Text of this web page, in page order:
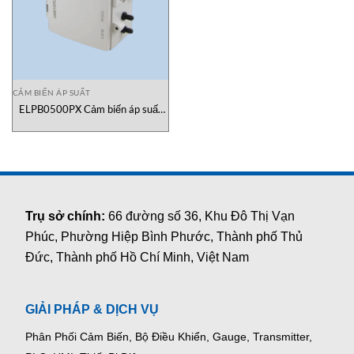
CẢM BIẾN ÁP SUẤT
ELPB0500PX Cảm biến áp suất
Trụ sở chính:66 đường số 36, Khu Đô Thị Vạn
Phúc, Phường Hiệp Bình Phước, Thành phố Thủ
Đức, Thành phố Hồ Chí Minh, Việt Nam
GIẢI PHÁP & DỊCH VỤ
Phân Phối Cảm Biến, Bộ Điều Khiển, Gauge, Transmitter,